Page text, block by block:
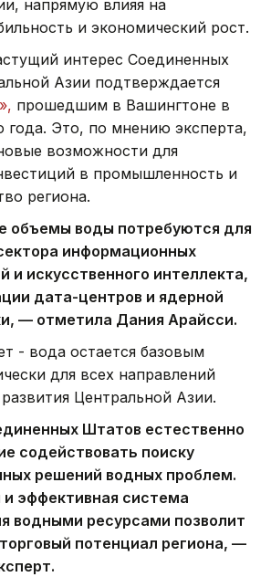
напрямую влияя на
и экономический рост.
интерес Соединенных
Азии подтверждается
прошедшим в Вашингтоне в
года. Это, по мнению эксперта,
возможности для
в промышленность и
региона.
объемы воды потребуются для
информационных
и искусственного интеллекта,
дата-центров и ядерной
— отметила Дания Арайсси.
- вода остается базовым
для всех направлений
Центральной Азии.
Штатов естественно
содействовать поиску
решений водных проблем.
эффективная система
водными ресурсами позволит
потенциал региона, —